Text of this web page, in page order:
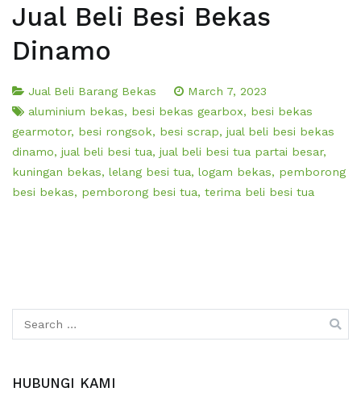
Jual Beli Besi Bekas
Dinamo
Jual Beli Barang Bekas
March 7, 2023
aluminium bekas, besi bekas gearbox, besi bekas
gearmotor, besi rongsok, besi scrap, jual beli besi bekas
dinamo, jual beli besi tua, jual beli besi tua partai besar,
kuningan bekas, lelang besi tua, logam bekas, pemborong
besi bekas, pemborong besi tua, terima beli besi tua
for:
HUBUNGI KAMI